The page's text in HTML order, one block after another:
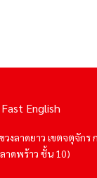
English
งลาดยาว เขตจตุจักร
าดพร้าว ชั้น 10)